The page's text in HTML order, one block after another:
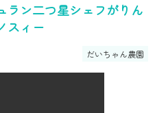
ラン二つ星シェフがりん
スィー
だいちゃん農園